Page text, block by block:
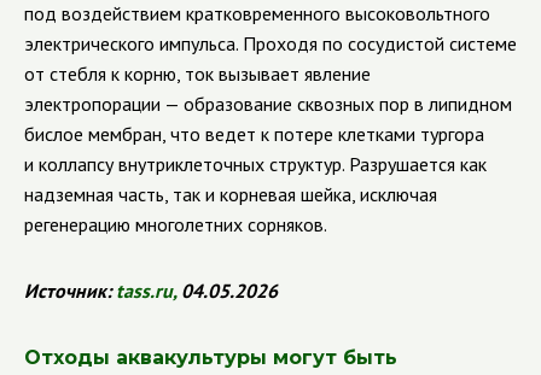
под воздействием кратковременного высоковольтного
электрического импульса. Проходя по сосудистой системе
от стебля к корню, ток вызывает явление
электропорации — образование сквозных пор в липидном
бислое мембран, что ведет к потере клетками тургора
и коллапсу внутриклеточных структур. Разрушается как
надземная часть, так и корневая шейка, исключая
регенерацию многолетних сорняков.
Источник: tass.ru,04.05.2026
Отходы аквакультуры могут быть